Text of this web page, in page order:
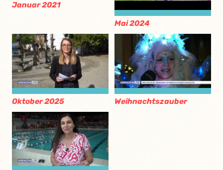
Januar 2021
Mai 2024
Oktober 2025 Weihnachtszauber